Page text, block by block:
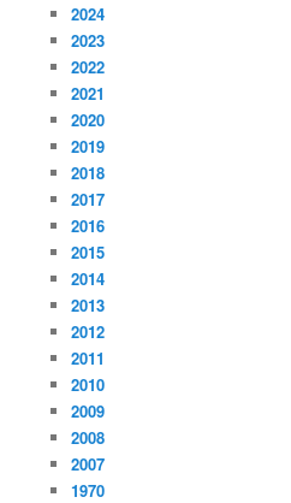
2024
2023
2022
2021
2020
2019
2018
2017
2016
2015
2014
2013
2012
2011
2010
2009
2008
2007
1970